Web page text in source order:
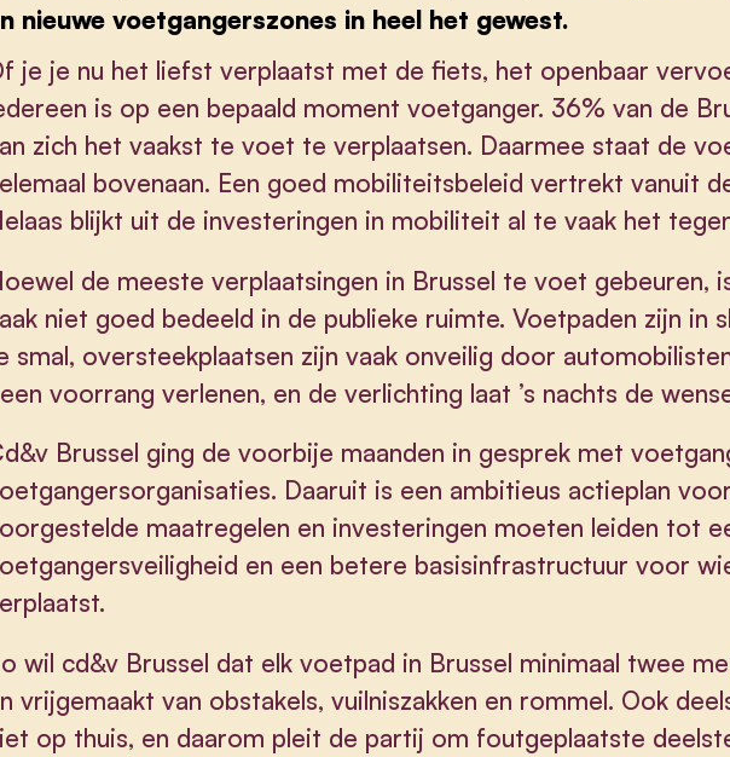
nieuwe voetgangerszones in heel het gewest.
je je nu het liefst verplaatst met de fiets, het openbaar
is op een bepaald moment voetganger. 36% van de
zich het vaakst te voet te verplaatsen. Daarmee staat de
bovenaan. Een goed mobiliteitsbeleid vertrekt vanuit
blijkt uit de investeringen in mobiliteit al te vaak het
de meeste verplaatsingen in Brussel te voet gebeuren,
niet goed bedeeld in de publieke ruimte. Voetpaden zijn in
smal, oversteekplaatsen zijn vaak onveilig door
voorrang verlenen, en de verlichting laat ’s nachts de
Brussel ging de voorbije maanden in gesprek met
Daaruit is een ambitieus actieplan
maatregelen en investeringen moeten leiden tot
en een betere basisinfrastructuur voor
wil cd&v Brussel dat elk voetpad in Brussel minimaal twee
vrijgemaakt van obstakels, vuilniszakken en rommel. Ook
op thuis, en daarom pleit de partij om foutgeplaatste